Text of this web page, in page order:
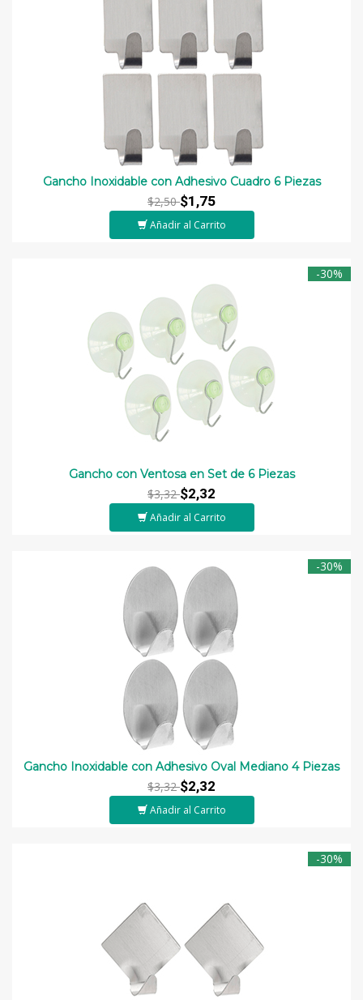
Gancho Inoxidable con Adhesivo Cuadro 6 Piezas
$2,50$1,75
Añadir al Carrito
-30%
Gancho con Ventosa en Set de 6 Piezas
$3,32$2,32
Añadir al Carrito
-30%
Gancho Inoxidable con Adhesivo Oval Mediano 4 Piezas
$3,32$2,32
Añadir al Carrito
-30%